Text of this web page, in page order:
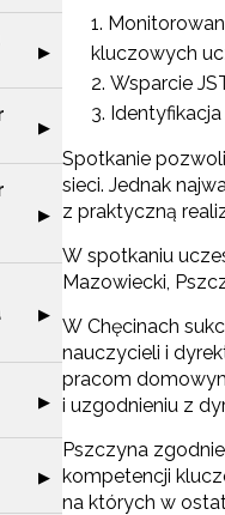
Rozwiń sekcję
▶
Rozwiń sekcję
▶
Rozwiń sekcję
▶
Rozwiń sekcję
▶
Rozwiń sekcję
▶
Rozwiń sekcję
▶
kluczowych
Wsparcie
Spotkanie
sieci. Jednak
z praktyczną
W spotkaniu
Mazowiecki,
W Chęcinach
nauczycieli i
pracom
i uzgodnieniu z
Pszczyna
kompetencji
na których w